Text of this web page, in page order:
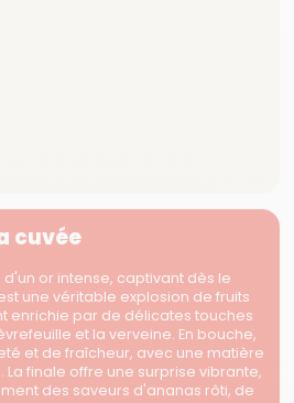
cuvée
or intense, captivant dès le
une véritable explosion de fruits
enrichie par de délicates touches
et la verveine. En bouche,
et de fraîcheur, avec une matière
finale offre une surprise vibrante,
des saveurs d'ananas rôti, de